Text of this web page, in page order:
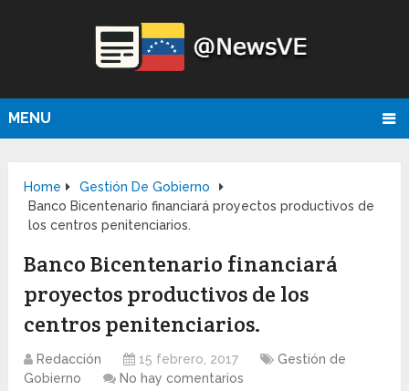
MENU
Home
Gestión De Gobierno
Banco Bicentenario financiará proyectos productivos de
los centros penitenciarios.
Banco Bicentenario financiará
proyectos productivos de los
centros penitenciarios.
Redacción 15 febrero, 2017
Gestión de
Gobierno
No hay comentarios